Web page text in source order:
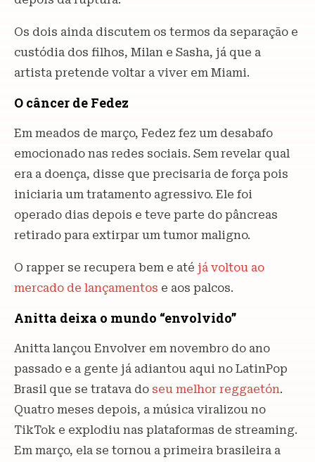
Os dois ainda discutem os termos da separação e
custódia dos filhos, Milan e Sasha, já que a
artista pretende voltar a viver em Miami.
O câncer de Fedez
Em meados de março, Fedez fez um desabafo
emocionado nas redes sociais. Sem revelar qual
era a doença, disse que precisaria de força pois
iniciaria um tratamento agressivo. Ele foi
operado dias depois e teve parte do pâncreas
retirado para extirpar um tumor maligno.
O rapper se recupera bem e até já voltou ao
mercado de lançamentos e aos palcos.
Anitta deixa o mundo “envolvido”
Anitta lançou Envolver em novembro do ano
passado e a gente já adiantou aqui no LatinPop
Brasil que se tratava do seu melhor reggaetón.
Quatro meses depois, a música viralizou no
TikTok e explodiu nas plataformas de streaming.
Em março, ela se tornou a primeira brasileira a